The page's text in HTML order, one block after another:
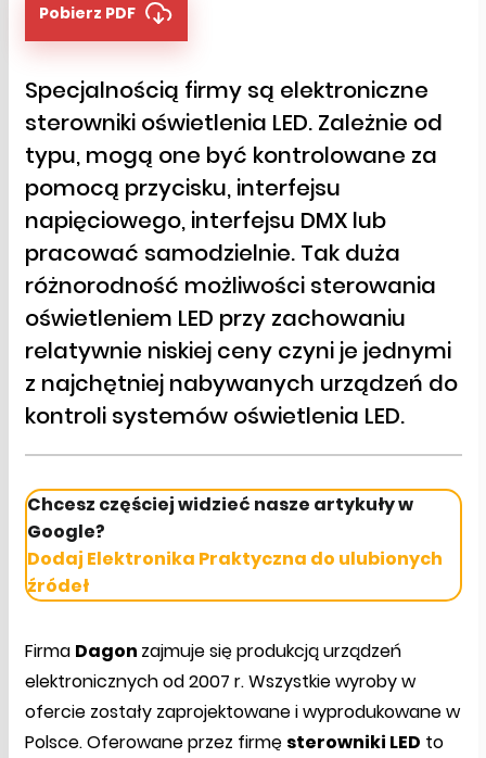
Pobierz PDF
Specjalnością firmy są elektroniczne
sterowniki oświetlenia LED. Zależnie od
typu, mogą one być kontrolowane za
pomocą przycisku, interfejsu
napięciowego, interfejsu DMX lub
pracować samodzielnie. Tak duża
różnorodność możliwości sterowania
oświetleniem LED przy zachowaniu
relatywnie niskiej ceny czyni je jednymi
z najchętniej nabywanych urządzeń do
kontroli systemów oświetlenia LED.
Chcesz częściej widzieć nasze artykuły w
Google?
Dodaj Elektronika Praktyczna do ulubionych
źródeł
Firma Dagon zajmuje się produkcją urządzeń
elektronicznych od 2007 r. Wszystkie wyroby w
ofercie zostały zaprojektowane i wyprodukowane w
Polsce. Oferowane przez firmę sterowniki LED to